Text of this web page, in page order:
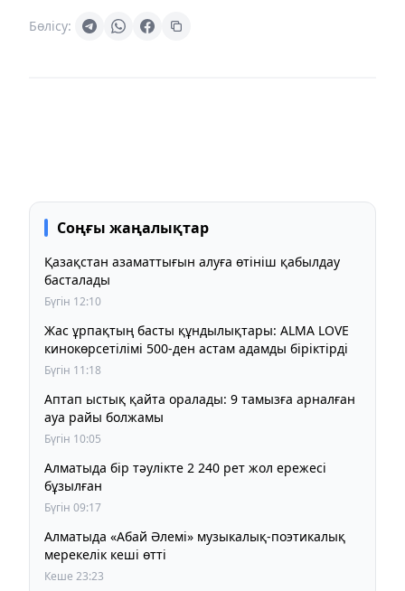
Бөлісу:
Соңғы жаңалықтар
Қазақстан азаматтығын алуға өтініш қабылдау
басталады
Бүгін 12:10
Жас ұрпақтың басты құндылықтары: ALMA LOVE
кинокөрсетілімі 500-ден астам адамды біріктірді
Бүгін 11:18
Аптап ыстық қайта оралады: 9 тамызға арналған
ауа райы болжамы
Бүгін 10:05
Алматыда бір тәулікте 2 240 рет жол ережесі
бұзылған
Бүгін 09:17
Алматыда «Абай Әлемі» музыкалық-поэтикалық
мерекелік кеші өтті
Кеше 23:23